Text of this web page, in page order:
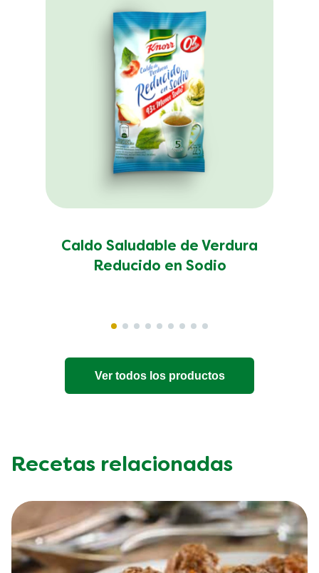
Caldo Saludable de Verdura
Reducido en Sodio
Ver todos los productos
Recetas relacionadas